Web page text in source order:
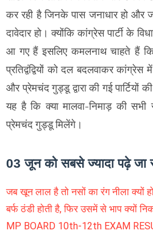
कर रही है जिनके पास जनाधार हो और
दावेदार हो। क्योंकि कांग्रेस पार्टी के
आ गए हैं इसलिए कमलनाथ चाहते हैं कि
प्रतिद्वंद्वियों को दल बदलवाकर कांग्रेस
और प्रेमचंद गुड्डू द्वारा की गई
यह है कि क्या मालवा-निमाड़ की
प्रेमचंद गुड्डू मिलेंगे।
03 जून को सबसे ज्यादा पढ़े जा
जब खून लाल है तो नसों का रंग नीला क्यों
बर्फ ठंडी होती है, फिर उसमें से भाप क्यों
MP BOARD 10th-12th EXAM